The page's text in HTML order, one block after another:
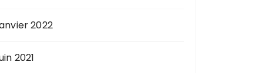
2022
2021